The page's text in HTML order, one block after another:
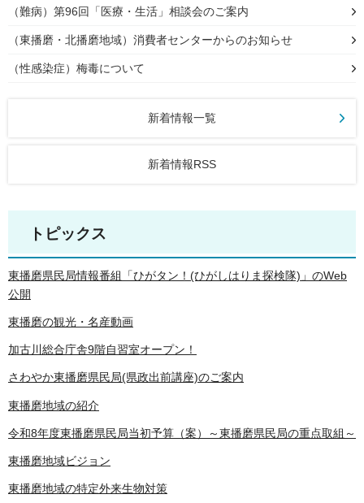
（難病）第96回「医療・生活」相談会のご案内
（東播磨・北播磨地域）消費者センターからのお知らせ
（性感染症）梅毒について
新着情報一覧
新着情報RSS
トピックス
東播磨県民局情報番組「ひがタン！(ひがしはりま探検隊)」のWeb
公開
東播磨の観光・名産動画
加古川総合庁舎9階自習室オープン！
さわやか東播磨県民局(県政出前講座)のご案内
東播磨地域の紹介
令和8年度東播磨県民局当初予算（案）～東播磨県民局の重点取組～
東播磨地域ビジョン
東播磨地域の特定外来生物対策